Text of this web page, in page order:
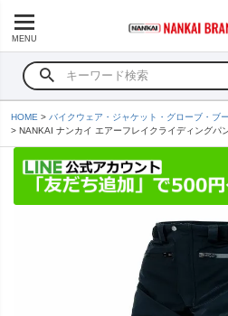
MENU
HOME
バイクウェア・ジャケット・グローブ・ブ
NANKAI ナンカイ エアーフレイクライディングパ